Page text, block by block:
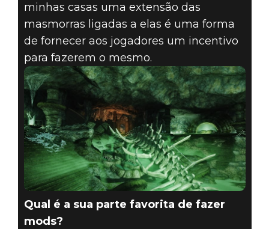
minhas casas uma extensão das
masmorras ligadas a elas é uma forma
de fornecer aos jogadores um incentivo
para fazerem o mesmo.
Qual é a sua parte favorita de fazer
mods?